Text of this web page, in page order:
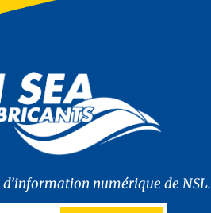
numérique de NSL.